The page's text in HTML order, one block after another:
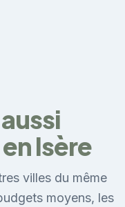
Isère
villes du même
moyens, les